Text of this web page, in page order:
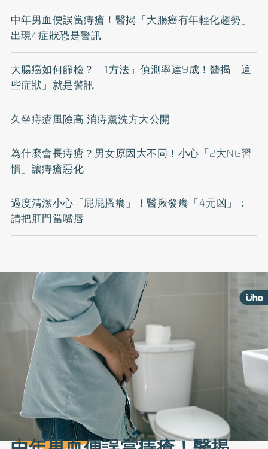
中年男血便誤當痔瘡！醫揭「大腸癌有年輕化趨勢」
出現4症狀恐是警訊
大腸癌如何篩檢？「1方法」偵測率達9成！醫揭「這
些症狀」就是警訊
久坐痔瘡風險高 消痔薰洗方大公開
為什麼會長痔瘡？男女原因大不同！小心「2大NG習
慣」讓痔瘡惡化
過度清潔小心「屁屁搔癢」！醫揪發癢「4元凶」：
請把肛門當嘴唇